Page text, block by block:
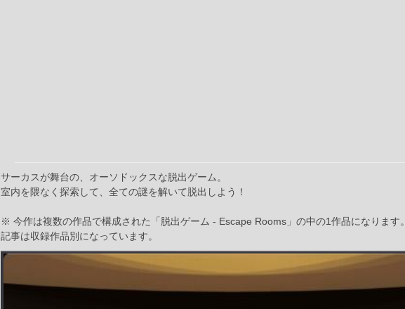
サーカスが舞台の、オーソドックスな脱出ゲーム。
室内を隈なく探索して、全ての謎を解いて脱出しよう！
※ 今作は複数の作品で構成された「脱出ゲーム - Escape Rooms」の中の1作品になります。
記事は収録作品別になっています。